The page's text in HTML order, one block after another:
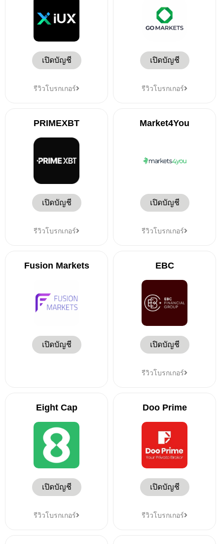
เปิดบัญชี
รีวิวโบรกเกอร์
เปิดบัญชี
รีวิวโบรกเกอร์
PRIMEXBT
เปิดบัญชี
รีวิวโบรกเกอร์
Market4You
เปิดบัญชี
รีวิวโบรกเกอร์
Fusion Markets
เปิดบัญชี
EBC
เปิดบัญชี
รีวิวโบรกเกอร์
Eight Cap
เปิดบัญชี
รีวิวโบรกเกอร์
Doo Prime
เปิดบัญชี
รีวิวโบรกเกอร์